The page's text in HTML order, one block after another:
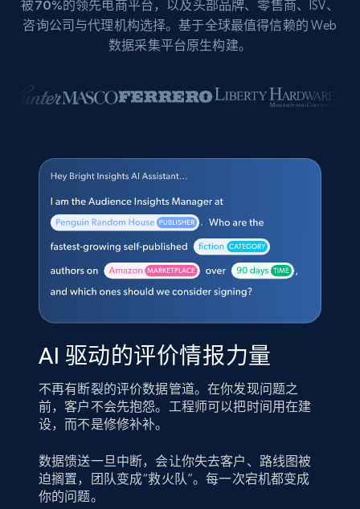
被70%的领先电商平台，以及头部品牌、零售商、ISV、
咨询公司与代理机构选择。基于全球最值得信赖的 Web
数据采集平台原生构建。
AI 驱动的评价情报力量
不再有断裂的评价数据管道。在你发现问题之
前，客户不会先抱怨。工程师可以把时间用在建
设，而不是修修补补。
数据馈送一旦中断，会让你失去客户、路线图被
迫搁置，团队变成“救火队”。每一次宕机都变成
你的问题。